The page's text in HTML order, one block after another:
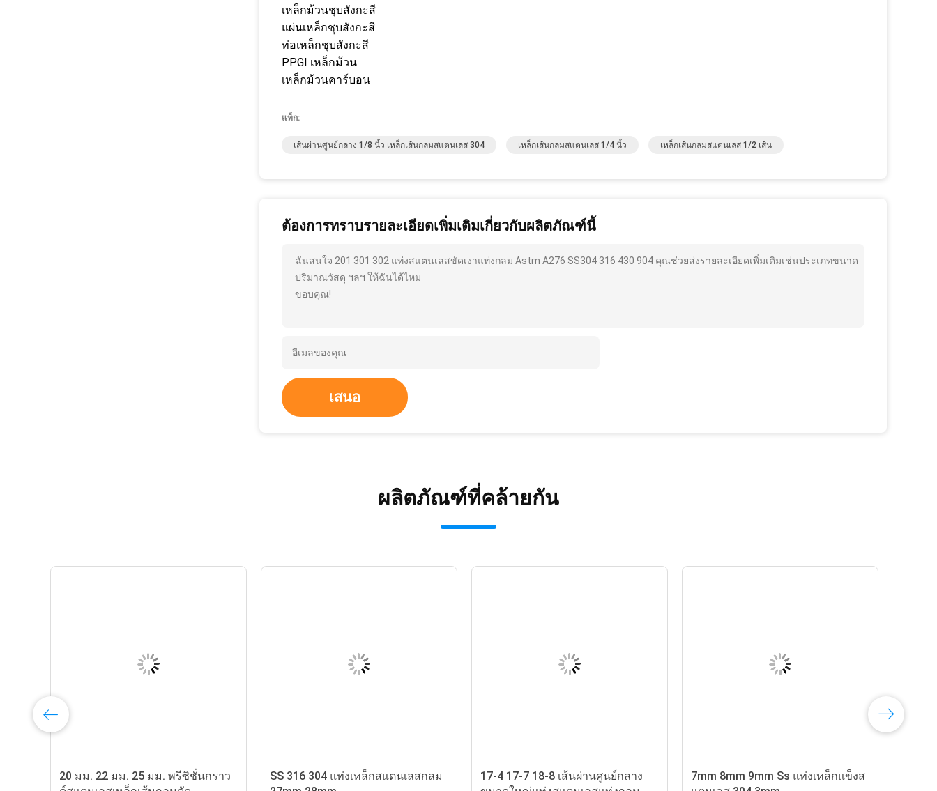
เหล็กม้วนชุบสังกะสี
แผ่นเหล็กชุบสังกะสี
ท่อเหล็กชุบสังกะสี
PPGI เหล็กม้วน
เหล็กม้วนคาร์บอน
แท็ก:
เส้นผ่านศูนย์กลาง 1/8 นิ้ว เหล็กเส้นกลมสแตนเลส 304 เหล็กเส้นกลมสแตนเลส 1/4 นิ้ว เหล็กเส้นกลมสแตนเลส 1/2 เส้น
ต้องการทราบรายละเอียดเพิ่มเติมเกี่ยวกับผลิตภัณฑ์นี้
ฉันสนใจ 201 301 302 แท่งสแตนเลสขัดเงาแท่งกลม Astm A276 SS304 316 430 904 คุณช่วยส่งรายละเอียดเพิ่มเติมเช่นประเภทขนาด
ปริมาณวัสดุ ฯลฯ ให้ฉันได้ไหม
ขอบคุณ!
เสนอ
ผลิตภัณฑ์ที่คล้ายกัน
20 มม. 22 มม. 25 มม. พรีซิชั่นกราว
SS 316 304 แท่งเหล็กสแตนเลสกลม
17-4 17-7 18-8 เส้นผ่านศูนย์กลาง
7mm 8mm 9mm Ss แท่งเหล็กแข็งส